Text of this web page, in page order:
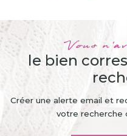
Vous
le bien
Créer une alerte email et
votre recherche